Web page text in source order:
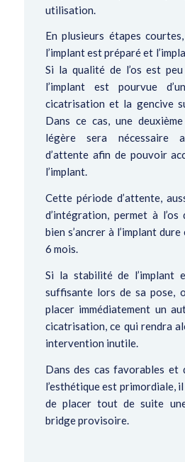
utilisation.
En plusieurs étapes
l’implant est préparé et
Si la qualité de l’os est
l’implant est pourvue
cicatrisation et la gencive
Dans ce cas, une
légère sera nécessaire
d’attente afin de pouvoir
l’implant.
Cette période d’attente,
d’intégration, permet à
bien s’ancrer à l’implant
6 mois.
Si la stabilité de l’implant
suffisante lors de sa pose,
placer immédiatement un
cicatrisation, ce qui rendra
intervention inutile.
Dans des cas favorables et
l’esthétique est primordiale,
de placer tout de suite
bridge provisoire.